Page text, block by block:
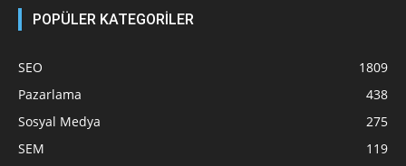
POPÜLER KATEGORİLER
SEO
1809
Pazarlama
438
Sosyal Medya
275
SEM
119